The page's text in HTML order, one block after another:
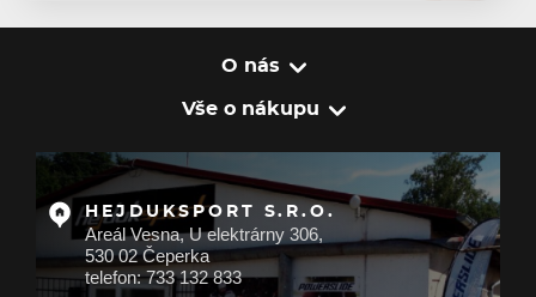
O nás
Vše o nákupu
HEJDUKSPORT S.R.O.
Areál Vesna, U elektrárny 306,
530 02 Čeperka
telefon: 733 132 833